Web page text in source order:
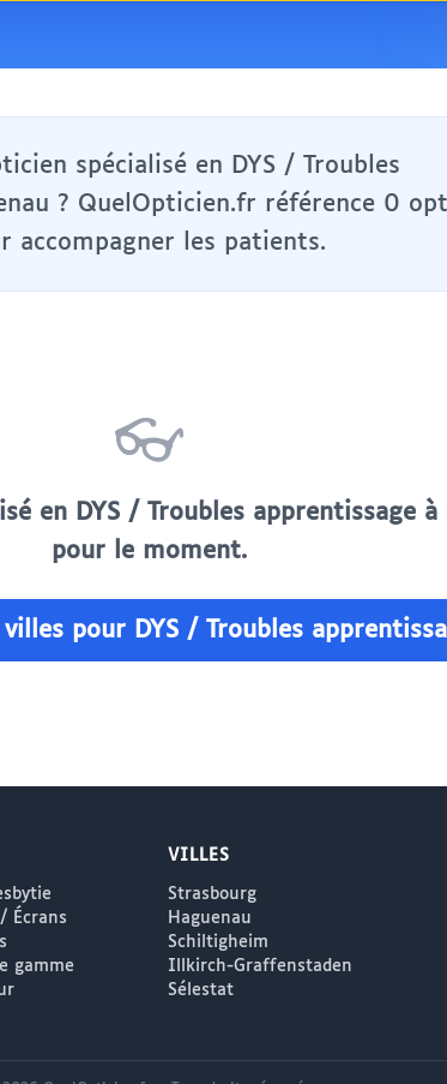
spécialisé en DYS / Troubles
? QuelOpticien.fr référence 0
accompagner les patients.
👓
en DYS / Troubles apprentissage à
pour le moment.
pour DYS / Troubles
Écrans
gamme
VILLES
Strasbourg
Haguenau
Schiltigheim
Illkirch-Graffenstaden
Sélestat